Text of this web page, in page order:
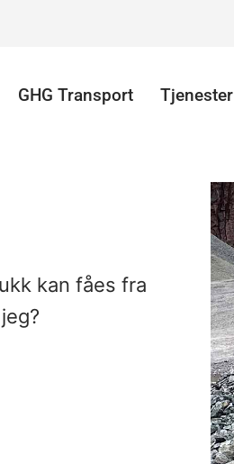
GHG Transport Tjenester
kan fåes fra